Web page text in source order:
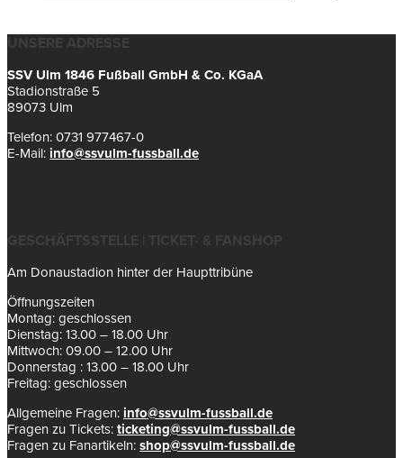
UNSERE ADRESSE
SSV Ulm 1846 Fußball GmbH & Co. KGaA
Stadionstraße 5
89073 Ulm
Telefon: 0731 977467-0
E-Mail: info@ssvulm-fussball.de
GESCHÄFTSSTELLE | TICKET- & FANSHOP
Am Donaustadion hinter der Haupttribüne
Öffnungszeiten
Montag: geschlossen
Dienstag: 13.00 – 18.00 Uhr
Mittwoch: 09.00 – 12.00 Uhr
Donnerstag : 13.00 – 18.00 Uhr
Freitag: geschlossen
Allgemeine Fragen: info@ssvulm-fussball.de
Fragen zu Tickets: ticketing@ssvulm-fussball.de
Fragen zu Fanartikeln: shop@ssvulm-fussball.de